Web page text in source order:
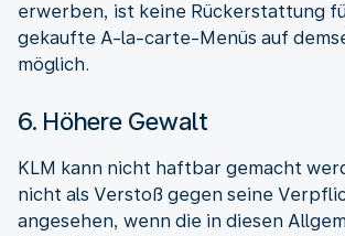
erwerben, ist keine Rückerstattung
gekaufte A-la-carte-Menüs auf
möglich.
6. Höhere Gewalt
KLM kann nicht haftbar gemacht
nicht als Verstoß gegen seine
angesehen, wenn die in diesen